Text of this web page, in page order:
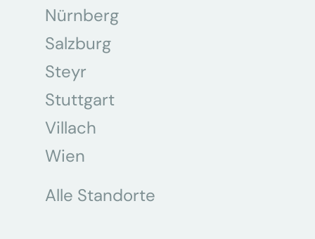
Nürnberg
Salzburg
Steyr
Stuttgart
Villach
Wien
Alle Standorte